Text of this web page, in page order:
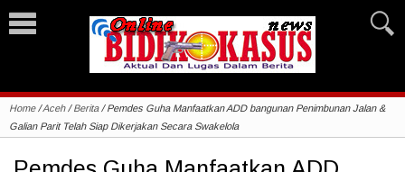
Home/Aceh/Berita/Pemdes Guha Manfaatkan ADD bangunan Penimbunan Jalan &
Galian Parit Telah Siap Dikerjakan Secara Swakelola